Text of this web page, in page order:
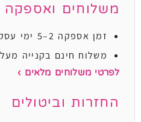
משלוחים ואספקה
זמן אספקה 2–5 ימי עסקים
משלוח חינם בקנייה מעל 499 ₪
לפרטי משלוחים מלאים ›
החזרות וביטולים